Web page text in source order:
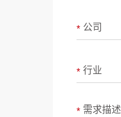
* 公司
* 行业
* 需求描述